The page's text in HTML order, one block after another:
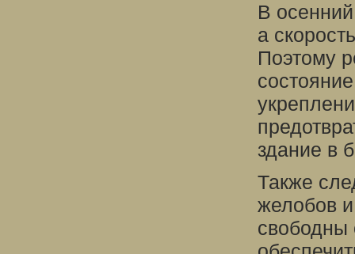
В
а
Поэтому
здание в
Также
желобов
свободны